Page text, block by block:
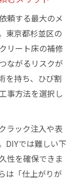
頼する最大のメ
東京都杉並区の
リート床の補修
ながるリスクが
を持ち、ひび割
事方法を選択し
ラック注入や表
DIYでは難しい下
性を確保できま
は「仕上がりが